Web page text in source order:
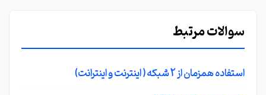
سوالات مرتبط
استفاده همزمان از 2 شبکه ( اینترنت و اینترانت)